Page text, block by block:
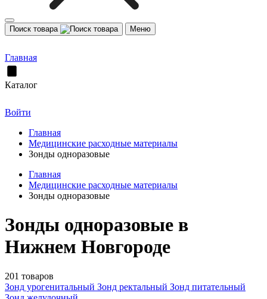
Поиск товара Меню
Главная
Каталог
Войти
Главная
Медицинские расходные материалы
Зонды одноразовые
Главная
Медицинские расходные материалы
Зонды одноразовые
Зонды одноразовые в
Нижнем Новгороде
201 товаров
Зонд урогенитальный Зонд ректальный Зонд питательный